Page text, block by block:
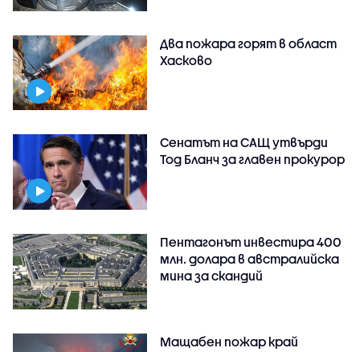
Два пожара горят в област
Хасково
Сенатът на САЩ утвърди
Тод Бланч за главен прокурор
Пентагонът инвестира 400
млн. долара в австралийска
мина за скандий
Мащабен пожар край